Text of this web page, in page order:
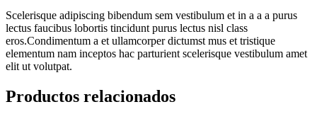
Scelerisque adipiscing bibendum sem vestibulum et in a a a purus
lectus faucibus lobortis tincidunt purus lectus nisl class
eros.Condimentum a et ullamcorper dictumst mus et tristique
elementum nam inceptos hac parturient scelerisque vestibulum amet
elit ut volutpat.
Productos relacionados